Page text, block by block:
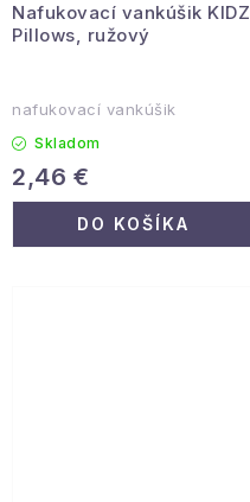
Nafukovací vankúšik KIDZ
Pillows, ružový
nafukovací vankúšik
Skladom
2,46 €
DO KOŠÍKA